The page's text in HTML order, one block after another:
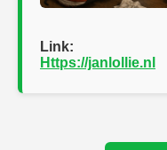
Link:
Https://janlollie.nl